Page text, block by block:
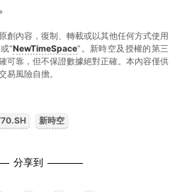
創內容，復制、轉載或以其他任何方式使用
“NewTimeSpace”。新時空及授權的第三
可靠，但不保證數據絕對正確。本內容僅供
易風險自擔。
新時空
分享到